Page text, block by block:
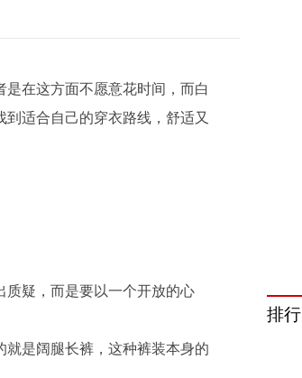
在这方面不愿意花时间，而白
适合自己的穿衣路线，舒适又
质疑，而是要以一个开放的心
是阔腿长裤，这种裤装本身的
排行